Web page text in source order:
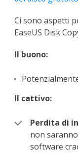
Ci sono aspetti
EaseUS Disk
Il buono:
Il cattivo:
Perdita di
non
software